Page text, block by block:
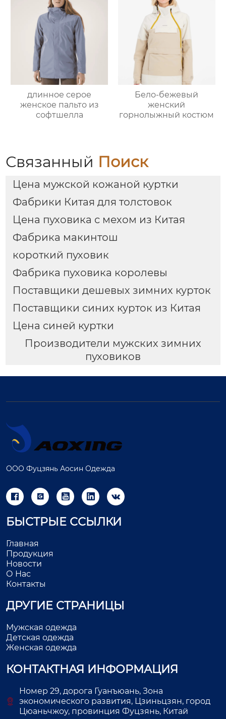
длинное серое
женское пальто из
софтшелла
Бело-бежевый
женский
горнолыжный костюм
Связанный Поиск
Цена мужской кожаной куртки
Фабрики Китая для толстовок
Цена пуховика с мехом из Китая
Фабрика макинтош
короткий пуховик
Фабрика пуховика королевы
Поставщики дешевых зимних курток
Поставщики синих курток из Китая
Цена синей куртки
Производители мужских зимних
пуховиков
ООО Фуцзянь Аосин Одежда
    
БЫСТРЫЕ ССЫЛКИ
Главная
Продукция
Новости
О Нас
Контакты
ДРУГИЕ СТРАНИЦЫ
Мужская одежда
Детская одежда
Женская одежда
КОНТАКТНАЯ ИНФОРМАЦИЯ
Номер 29, дорога Гуанъюань, Зона
экономического развития, Цзиньцзян, город
Цюаньчжоу, провинция Фуцзянь, Китай